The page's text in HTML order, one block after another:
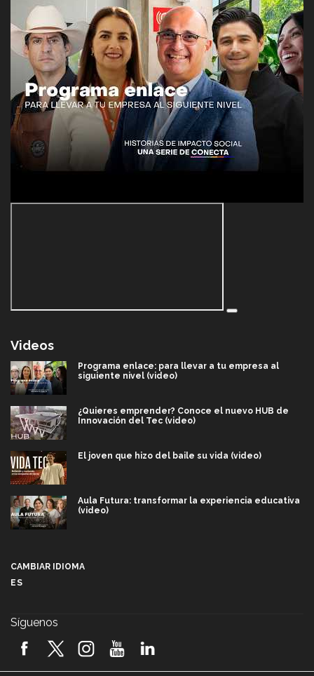
Videos
Programa enlace: para llevar a tu empresa al
siguiente nivel (video)
¿Quieres emprender? Conoce el nuevo HUB de
Innovación del Tec (video)
El joven que hizo del baile su vida (video)
Aula Futura: transformar la experiencia educativa
(video)
2026! (video)
CAMBIAR IDIOMA
ES
Síguenos